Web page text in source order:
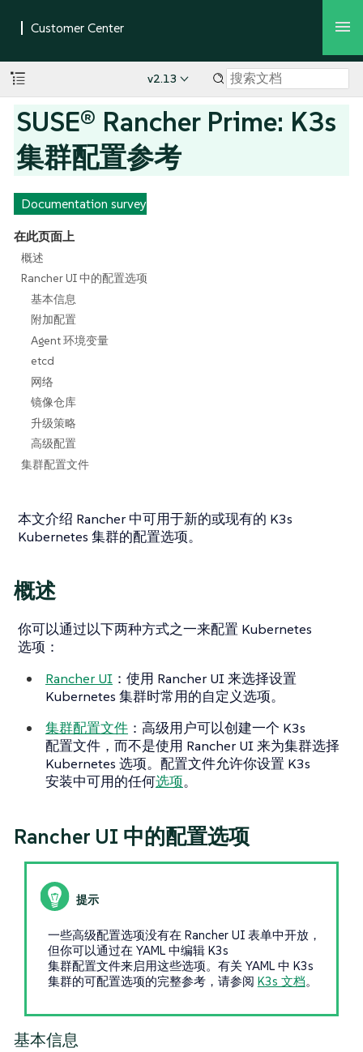
v2.13
SUSE® Rancher Prime: K3s
集群配置参考
Documentation survey
在此页面上
概述
Rancher UI 中的配置选项
基本信息
附加配置
Agent 环境变量
etcd
网络
镜像仓库
升级策略
高级配置
集群配置文件
本文介绍 Rancher 中可用于新的或现有的 K3s
Kubernetes 集群的配置选项。
概述
你可以通过以下两种方式之一来配置 Kubernetes
选项：
Rancher UI ：使用 Rancher UI 来选择设置
Kubernetes 集群时常用的自定义选项。
集群配置文件 ：高级用户可以创建一个 K3s
配置文件，而不是使用 Rancher UI 来为集群选择
Kubernetes 选项。配置文件允许你设置 K3s
安装中可用的任何选项。
Rancher UI 中的配置选项
一些高级配置选项没有在 Rancher UI 表单中开放，
但你可以通过在 YAML 中编辑 K3s
集群配置文件来启用这些选项。有关 YAML 中 K3s
集群的可配置选项的完整参考，请参阅 K3s 文档。
基本信息